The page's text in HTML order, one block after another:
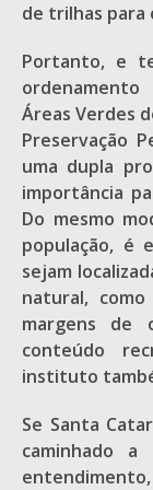
de trilhas para
Portanto, e
Áreas Verdes
Preservação
uma dupla
importância
Do mesmo
população, é
sejam
natural,
margens de
conteúdo
instituto
Se Santa
caminhado a